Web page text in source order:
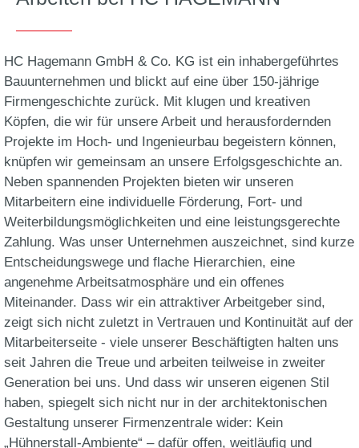
HC Hagemann GmbH & Co. KG ist ein inhabergeführtes
Bauunternehmen und blickt auf eine über 150-jährige
Firmengeschichte zurück. Mit klugen und kreativen
Köpfen, die wir für unsere Arbeit und herausfordernden
Projekte im Hoch- und Ingenieurbau begeistern können,
knüpfen wir gemeinsam an unsere Erfolgsgeschichte an.
Neben spannenden Projekten bieten wir unseren
Mitarbeitern eine individuelle Förderung, Fort- und
Weiterbildungsmöglichkeiten und eine leistungsgerechte
Zahlung. Was unser Unternehmen auszeichnet, sind kurze
Entscheidungswege und flache Hierarchien, eine
angenehme Arbeitsatmosphäre und ein offenes
Miteinander. Dass wir ein attraktiver Arbeitgeber sind,
zeigt sich nicht zuletzt in Vertrauen und Kontinuität auf der
Mitarbeiterseite - viele unserer Beschäftigten halten uns
seit Jahren die Treue und arbeiten teilweise in zweiter
Generation bei uns. Und dass wir unseren eigenen Stil
haben, spiegelt sich nicht nur in der architektonischen
Gestaltung unserer Firmenzentrale wider: Kein
„Hühnerstall-Ambiente“ – dafür offen, weitläufig und